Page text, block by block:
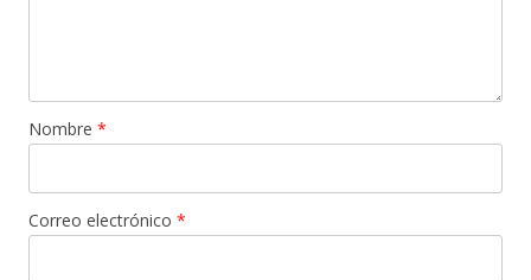
Nombre *
Correo electrónico *